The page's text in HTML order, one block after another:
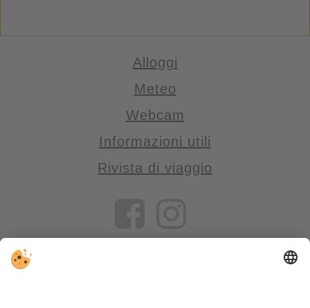
Alloggi
Meteo
Webcam
Informazioni utili
Rivista di viaggio